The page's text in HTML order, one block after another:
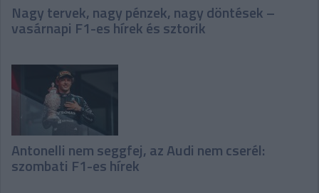
Nagy tervek, nagy pénzek, nagy döntések –
vasárnapi F1-es hírek és sztorik
Antonelli nem seggfej, az Audi nem cserél:
szombati F1-es hírek